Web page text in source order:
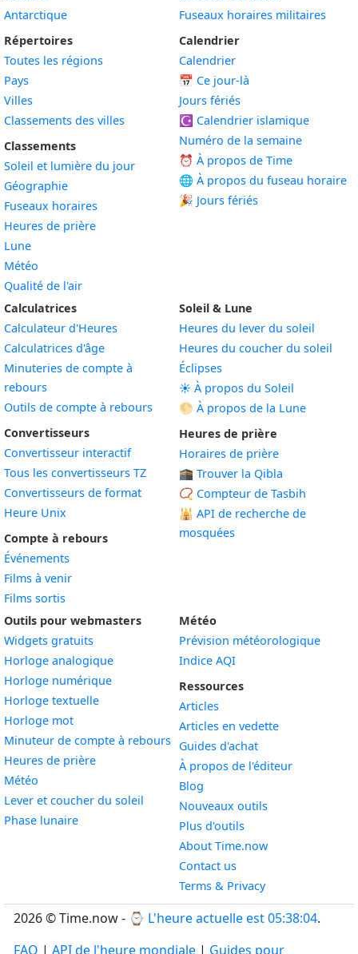
Antarctique
Répertoires
Toutes les régions
Pays
Villes
Classements des villes
Classements
Soleil et lumière du jour
Géographie
Fuseaux horaires
Heures de prière
Lune
Météo
Qualité de l'air
Fuseaux horaires militaires
Calendrier
Calendrier
📅 Ce jour-là
Jours fériés
☪️ Calendrier islamique
Numéro de la semaine
⏰ À propos de Time
🌐 À propos du fuseau horaire
🎉 Jours fériés
Calculatrices
Calculateur d'Heures
Calculatrices d'âge
Minuteries de compte à
rebours
Outils de compte à rebours
Convertisseurs
Convertisseur interactif
Tous les convertisseurs TZ
Convertisseurs de format
Heure Unix
Compte à rebours
Événements
Films à venir
Films sortis
Soleil & Lune
Heures du lever du soleil
Heures du coucher du soleil
Éclipses
☀️ À propos du Soleil
🌕 À propos de la Lune
Heures de prière
Horaires de prière
🕋 Trouver la Qibla
📿 Compteur de Tasbih
🕌 API de recherche de
mosquées
Outils pour webmasters
Widgets gratuits
Horloge analogiqueWidget
Horloge numériqueWidget
Horloge textuelleWidget
Horloge motWidget
Minuteur de compte à rebours Widget
Heures de prièreWidget
Météo
Lever et coucher du soleil
Phase lunaireWidget
Météo
Prévision météorologique
Indice AQI
Ressources
Articles
Articles en vedette
Guides d'achat
À propos de l'éditeur
Blog
Nouveaux outils
Plus d'outils
About Time.now
Contact us
Terms & Privacy
2026 © Time.now - ⌚ L'heure actuelle est 05:38:05.
FAQ | API de l'heure mondiale | Guides pour